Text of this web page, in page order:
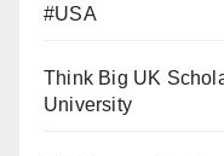
#USA
Think Big UK
University